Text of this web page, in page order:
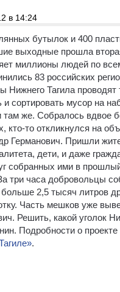
в 14:24
бутылок и 400
выходные прошла
миллионы людей по
83 российских
Нижнего Тагила
и сортировать мусор на
там же. Собралось вдвое
кто-то откликнулся на
Германович. Пришли
дети, и даже
собранных ими в
три часа добровольцы
больше 2,5 тысяч литров
Часть мешков уже
Решить, какой уголок
Подробности о
.